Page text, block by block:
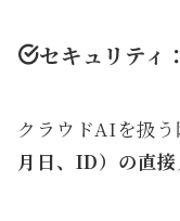
セキュリティ
クラウドAIを扱
月日、ID）の直